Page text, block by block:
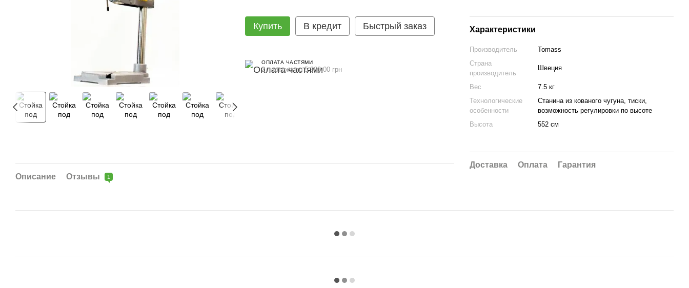
Купить В кредит Быстрый заказ
ОПЛАТА ЧАСТЯМИ
2 платежа по 5 900.00 грн
Характеристики
Производитель
Tomass
Страна
производитель
Швеция
Вес
7.5 кг
Технологические
особенности
Станина из кованого чугуна, тиски,
возможность регулировки по высоте
Высота
552 см
Доставка Оплата
Гарантия
Описание
Отзывы 1